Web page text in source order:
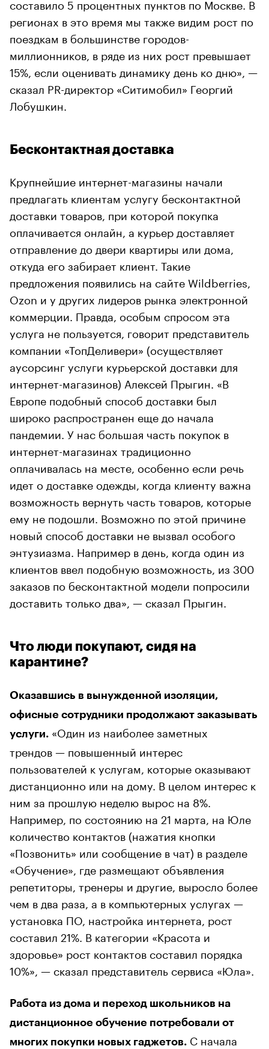
составило 5 процентных пунктов по Москве. В
регионах в это время мы также видим рост по
поездкам в большинстве городов-
миллионников, в ряде из них рост превышает
15%, если оценивать динамику день ко дню», —
сказал PR-директор «Ситимобил» Георгий
Лобушкин.
Бесконтактная доставка
Крупнейшие интернет-магазины начали
предлагать клиентам услугу бесконтактной
доставки товаров, при которой покупка
оплачивается онлайн, а курьер доставляет
отправление до двери квартиры или дома,
откуда его забирает клиент. Такие
предложения появились на сайте Wildberries,
Ozon и у других лидеров рынка электронной
коммерции. Правда, особым спросом эта
услуга не пользуется, говорит представитель
компании «ТопДеливери» (осуществляет
аусорсинг услуги курьерской доставки для
интернет-магазинов) Алексей Прыгин. «В
Европе подобный способ доставки был
широко распространен еще до начала
пандемии. У нас большая часть покупок в
интернет-магазинах традиционно
оплачивалась на месте, особенно если речь
идет о доставке одежды, когда клиенту важна
возможность вернуть часть товаров, которые
ему не подошли. Возможно по этой причине
новый способ доставки не вызвал особого
энтузиазма. Например в день, когда один из
клиентов ввел подобную возможность, из 300
заказов по бесконтактной модели попросили
доставить только два», — сказал Прыгин.
Что люди покупают, сидя на
карантине?
Оказавшись в вынужденной изоляции,
офисные сотрудники продолжают заказывать
услуги. «Один из наиболее заметных
трендов — повышенный интерес
пользователей к услугам, которые оказывают
дистанционно или на дому. В целом интерес к
ним за прошлую неделю вырос на 8%.
Например, по состоянию на 21 марта, на Юле
количество контактов (нажатия кнопки
«Позвонить» или сообщение в чат) в разделе
«Обучение», где размещают объявления
репетиторы, тренеры и другие, выросло более
чем в два раза, а в компьютерных услугах —
установка ПО, настройка интернета, рост
составил 21%. В категории «Красота и
здоровье» рост контактов составил порядка
10%», — сказал представитель сервиса «Юла».
Работа из дома и переход школьников на
дистанционное обучение потребовали от
многих покупки новых гаджетов. С начала